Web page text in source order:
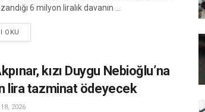
6 milyon liralık davanın ...
OKU
kızı Duygu Nebioğlu’na
lira tazminat ödeyecek
18, 2026